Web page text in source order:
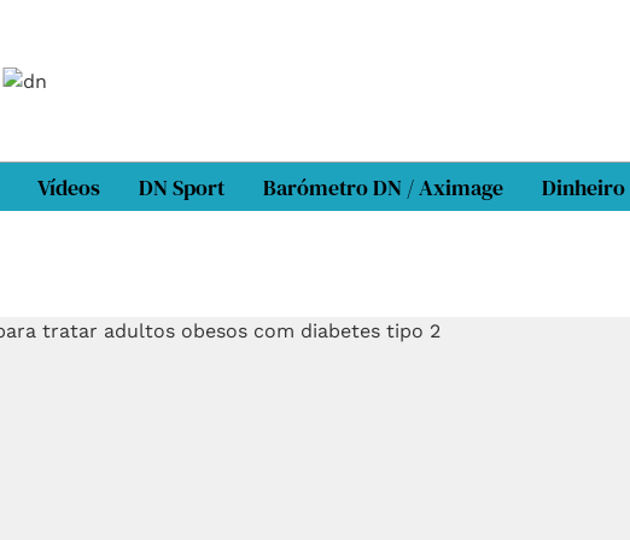
Vídeos DN Sport Barómetro DN / Aximage Dinheiro